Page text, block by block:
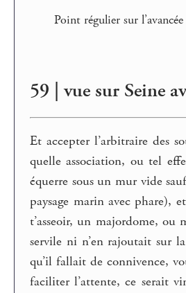
Point régulier sur
59 | vue sur Seine
Et accepter l’arbitraire des
quelle association, ou tel
équerre sous un mur vide
paysage marin avec phare),
t’asseoir, un majordome, ou
servile ni n’en rajoutait sur
qu’il fallait de connivence,
faciliter l’attente, ce serait